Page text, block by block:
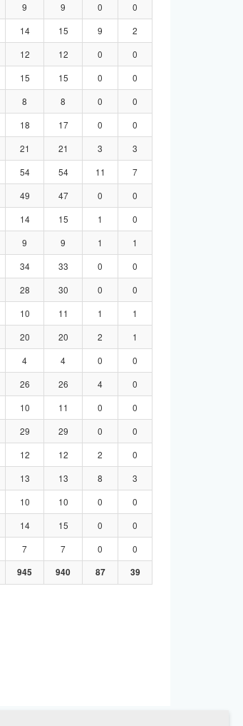
9 9 0
0
14 15 9
2
12 12 0
0
15 15 0
0
8 8 0
0
18 17 0
0
21 21 3
3
54 54 11
7
49 47 0
0
14 15 1
0
9 9 1
1
34 33 0
0
28 30 0
0
10 11 1
1
20 20 2
1
4 4 0
0
26 26 4
0
10 11 0
0
29 29 0
0
12 12 2
0
13 13 8
3
10 10 0
0
14 15 0
0
7 7 0
0
945 940 87 39